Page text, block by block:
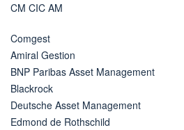
CM CIC AM
Comgest
Amiral Gestion
BNP Paribas Asset Management
Blackrock
Deutsche Asset Management
Edmond de Rothschild